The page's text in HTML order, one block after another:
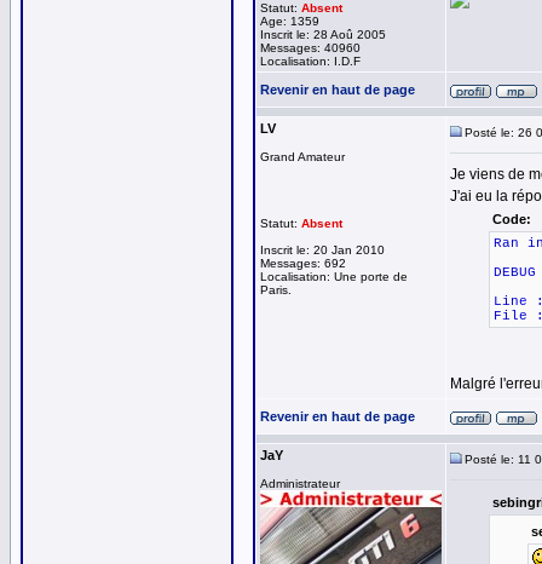
Statut: Absent
Age: 1359
Inscrit le: 28 Aoû 2005
Messages: 40960
Localisation: I.D.F
Revenir en haut de page
LV
Grand Amateur
Statut: Absent
Inscrit le: 20 Jan 2010
Messages: 692
Localisation: Une porte de
Paris.
Posté le: 26
Je viens de
J'ai eu la
Code:
Ran
DEBUG
Line
File :
Malgré
Revenir en haut de page
JaY
Administrateur
Posté le: 11